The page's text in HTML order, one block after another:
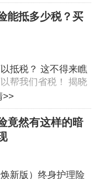
能抵多少税？买
>>
抵税？ 这不得来瞧
帮我们省税！ 揭晓
竟然有这样的暗
新版）终身护理险